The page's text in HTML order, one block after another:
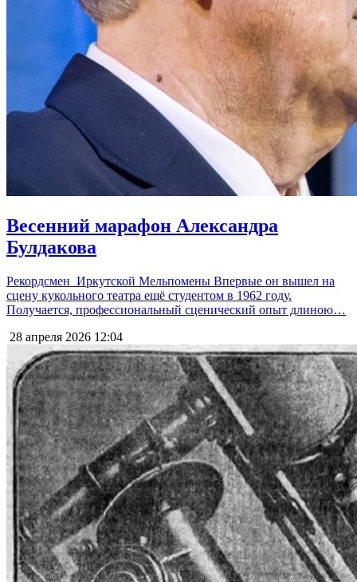
Весенний марафон Александра
Булдакова
Рекордсмен Иркутской Мельпомены Впервые он вышел на
сцену кукольного театра ещё студентом в 1962 году.
Получается, профессиональный сценический опыт длиною…
28 апреля 2026 12:04